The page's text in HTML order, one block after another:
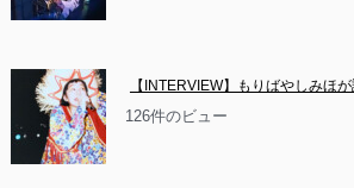
【INTERVIEW】もりばやしみほ
126件のビュー